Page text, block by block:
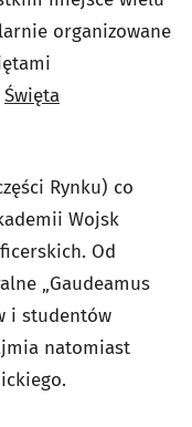
organizowane
Święta
Rynku) co
Wojsk
Od
„Gaudeamus
i studentów
natomiast